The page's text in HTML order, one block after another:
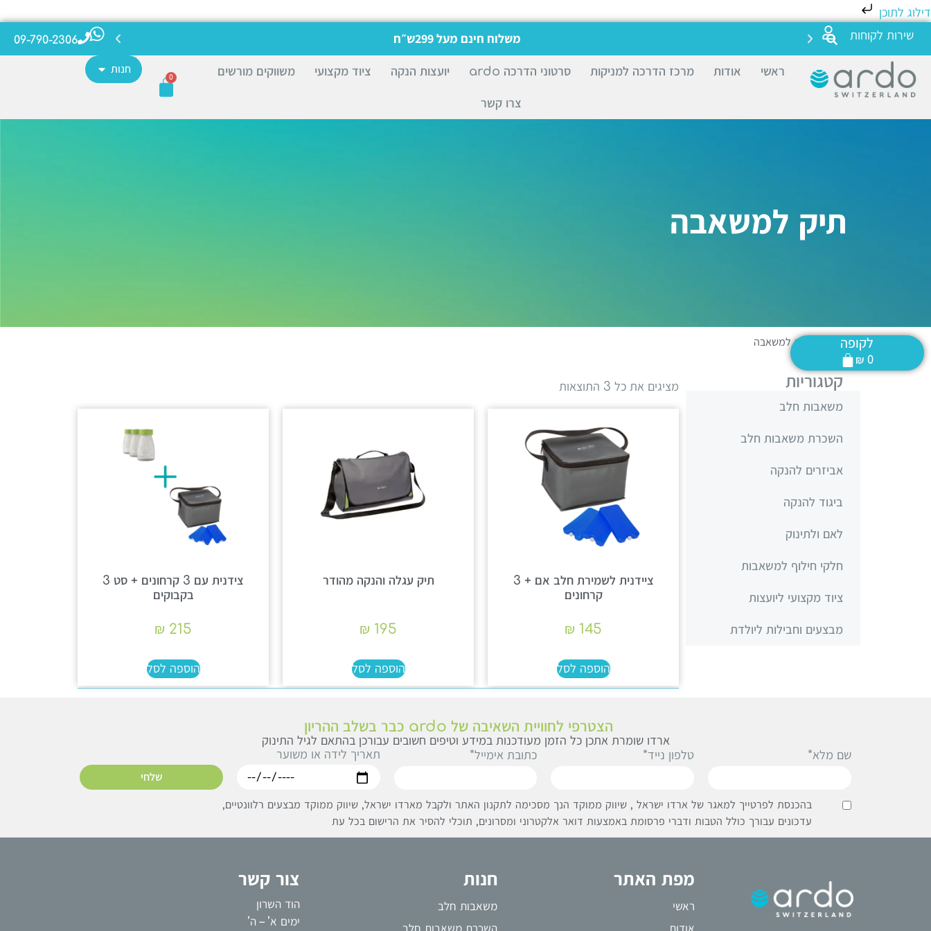
דילוג לתוכן
שירות לקוחות
משלוח חינם מעל 299ש״ח 09-790-2306
ראשי אודות מרכז הדרכה למניקות סרטוני הדרכה ardo יועצות הנקה ציוד מקצועי משווקים מורשים
צרו קשר
0
חנות
תיק למשאבה
דף הבית תיק למשאבה לקופה
₪ 0
קטגוריות
משאבות חלב
השכרת משאבות חלב
אביזרים להנקה
ביגוד להנקה
לאם ולתינוק
חלקי חילוף למשאבות
ציוד מקצועי ליועצות
מבצעים וחבילות ליולדת
מציגים את כל ⁦3⁩ התוצאות
ציידנית לשמירת חלב אם + 3
קרחונים
₪ 145
הוספה לסל
תיק עגלה והנקה מהודר
₪ 195
הוספה לסל
צידנית עם 3 קרחונים + סט 3
בקבוקים
₪ 215
הוספה לסל
הצטרפי לחוויית השאיבה של ardo כבר בשלב ההריון
ארדו שומרת אתכן כל הזמן מעודכנות במידע וטיפים חשובים עבורכן בהתאם לגיל התינוק
בהכנסת לפרטייך למאגר של ארדו ישראל , שיווק ממוקד הנך מסכימה לתקנון האתר ולקבל מארדו ישראל, שיווק ממוקד מבצעים רלוונטיים,
עדכונים עבורך כולל הטבות ודברי פרסומת באמצעות דואר אלקטרוני ומסרונים, תוכלי להסיר את הרישום בכל עת
שם מלא* טלפון נייד* כתובת אימייל* תאריך לידה או משוער
שלחי
מפת האתר
ראשי
חנות
משאבות חלב
צור קשר
הוד השרון
ימים א’ – ה’